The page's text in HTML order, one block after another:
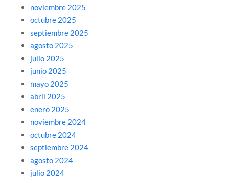
noviembre 2025
octubre 2025
septiembre 2025
agosto 2025
julio 2025
junio 2025
mayo 2025
abril 2025
enero 2025
noviembre 2024
octubre 2024
septiembre 2024
agosto 2024
julio 2024